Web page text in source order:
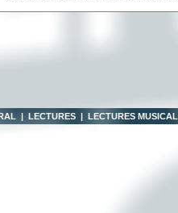
|LECTURES |LECTURES